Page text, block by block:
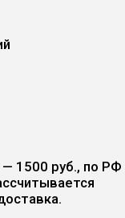
1500 руб., по